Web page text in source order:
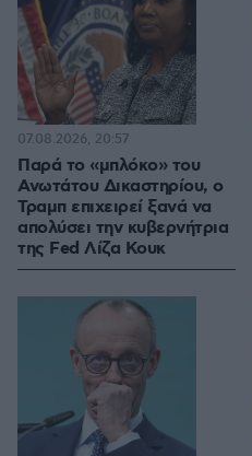
Παρά το «μπλόκο» του
Ανωτάτου Δικαστηρίου, ο
Τραμπ επιχειρεί ξανά να
απολύσει την κυβερνήτρια
της Fed Λίζα Κουκ
07.08.2026, 20:57